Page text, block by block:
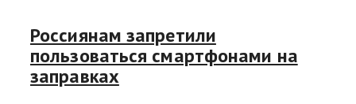
Россиянам запретили
пользоваться смартфонами на
заправках